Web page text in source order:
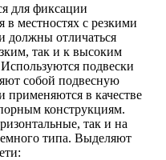
для фиксации
в местностях с резкими
должны отличаться
так и к высоким
подвески
собой подвесную
в качестве
конструкциям.
так и на
типа. Выделяют